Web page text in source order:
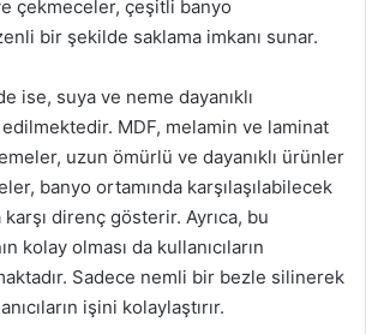
çekmeceler, çeşitli banyo
bir şekilde saklama imkanı sunar.
ise, suya ve neme dayanıklı
MDF, melamin ve laminat
uzun ömürlü ve dayanıklı ürünler
banyo ortamında karşılaşılabilecek
direnç gösterir. Ayrıca, bu
kolay olması da kullanıcıların
Sadece nemli bir bezle silinerek
işini kolaylaştırır.